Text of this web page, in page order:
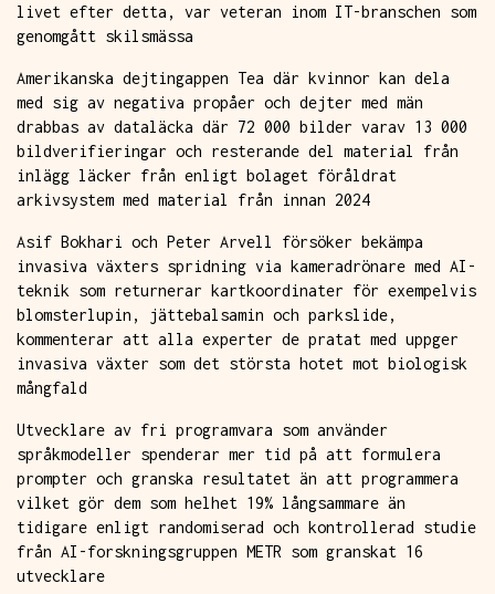
livet efter detta, var veteran inom IT-branschen som
genomgått skilsmässa
Amerikanska dejtingappen Tea där kvinnor kan dela
med sig av negativa propåer och dejter med män
drabbas av dataläcka där 72 000 bilder varav 13 000
bildverifieringar och resterande del material från
inlägg läcker från enligt bolaget föråldrat
arkivsystem med material från innan 2024
Asif Bokhari och Peter Arvell försöker bekämpa
invasiva växters spridning via kameradrönare med AI-
teknik som returnerar kartkoordinater för exempelvis
blomsterlupin, jättebalsamin och parkslide,
kommenterar att alla experter de pratat med uppger
invasiva växter som det största hotet mot biologisk
mångfald
Utvecklare av fri programvara som använder
språkmodeller spenderar mer tid på att formulera
prompter och granska resultatet än att programmera
vilket gör dem som helhet 19% långsammare än
tidigare enligt randomiserad och kontrollerad studie
från AI-forskningsgruppen METR som granskat 16
utvecklare